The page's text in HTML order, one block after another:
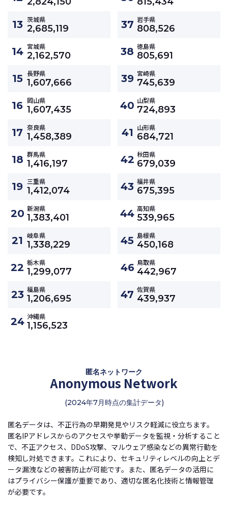
13 茨城県
2,685,119
14 宮城県
2,162,570
15 長野県
1,607,666
16 岡山県
1,607,435
17 奈良県
1,458,389
18 群馬県
1,416,197
19 三重県
1,412,074
20 新潟県
1,383,401
21 岐阜県
1,338,229
22 栃木県
1,299,077
23 福島県
1,206,695
24 沖縄県
1,156,523
37 岩手県
808,526
38 徳島県
805,691
39 宮崎県
745,639
40 山梨県
724,893
41 山形県
684,721
42 秋田県
679,039
43 福井県
675,395
44 高知県
539,965
45 島根県
450,168
46 鳥取県
442,967
47 佐賀県
439,937
匿名ネットワーク
Anonymous Network
(2024年7月時点の集計データ)
匿名データは、不正行為の早期発見やリスク軽減に役立ちます。
匿名IPアドレスからのアクセスや挙動データを監視・分析すること
で、不正アクセス、DDoS攻撃、マルウェア感染などの異常行動を
検知し対処できます。これにより、セキュリティレベルの向上とデ
ータ漏洩などの被害防止が可能です。また、匿名データの活用に
はプライバシー保護が重要であり、適切な匿名化技術と情報管理
が必要です。